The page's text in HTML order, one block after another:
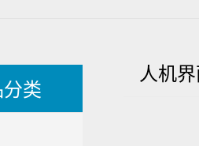
类
人机